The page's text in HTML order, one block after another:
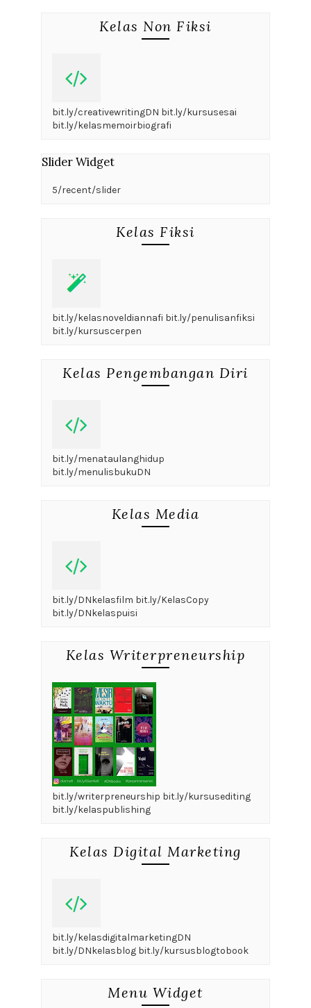
Kelas Non Fiksi
bit.ly/creativewritingDN bit.ly/kursusesai
bit.ly/kelasmemoirbiografi
Slider Widget
5/recent/slider
Kelas Fiksi
bit.ly/kelasnoveldiannafi bit.ly/penulisanfiksi
bit.ly/kursuscerpen
Kelas Pengembangan Diri
bit.ly/menataulanghidup
bit.ly/menulisbukuDN
Kelas Media
bit.ly/DNkelasfilm bit.ly/KelasCopy
bit.ly/DNkelaspuisi
Kelas Writerpreneurship
bit.ly/writerpreneurship bit.ly/kursusediting
bit.ly/kelaspublishing
Kelas Digital Marketing
bit.ly/kelasdigitalmarketingDN
bit.ly/DNkelasblog bit.ly/kursusblogtobook
Menu Widget